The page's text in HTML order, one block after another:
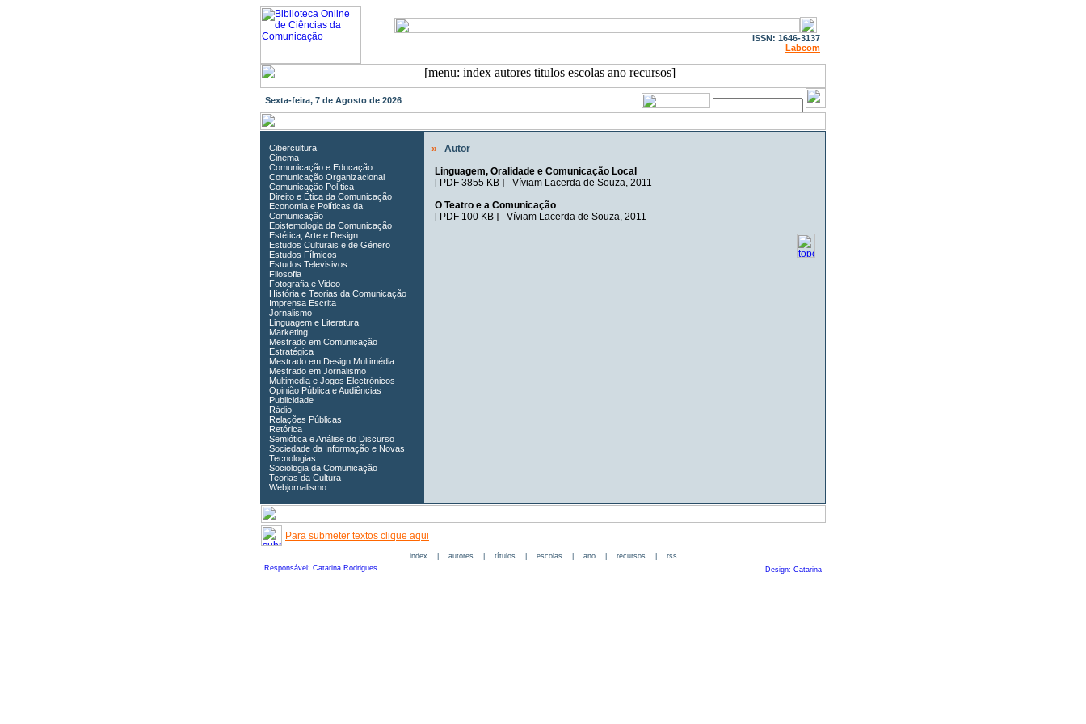
ISSN: 1646-3137
Labcom
Sexta-feira, 7 de Agosto de 2026
Cibercultura
Cinema
Comunicação e Educação
Comunicação Organizacional
Comunicação Política
Direito e Ética da Comunicação
Economia e Políticas da
Comunicação
Epistemologia da Comunicação
Estética, Arte e Design
Estudos Culturais e de Género
Estudos Fílmicos
Estudos Televisivos
Filosofia
Fotografia e Video
História e Teorias da Comunicação
Imprensa Escrita
Jornalismo
Linguagem e Literatura
Marketing
Mestrado em Comunicação
Estratégica
Mestrado em Design Multimédia
Mestrado em Jornalismo
Multimedia e Jogos Electrónicos
Opinião Pública e Audiências
Publicidade
Rádio
Relações Públicas
Retórica
Semiótica e Análise do Discurso
Sociedade da Informação e Novas
Tecnologias
Sociologia da Comunicação
Teorias da Cultura
Webjornalismo
»
Autor
Linguagem, Oralidade e Comunicação Local
[ PDF 3855 KB] - Víviam Lacerda de Souza, 2011
O Teatro e a Comunicação
[ PDF 100 KB] - Víviam Lacerda de Souza, 2011
Para submeter textos clique aqui
index| autores| títulos| escolas| ano| recursos| rss